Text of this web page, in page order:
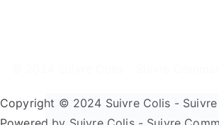
Copyright © 2024 Suivre Colis - Suivre